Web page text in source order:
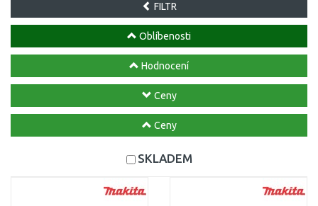
FILTR
Oblíbenosti
Hodnocení
Ceny
Ceny
SKLADEM